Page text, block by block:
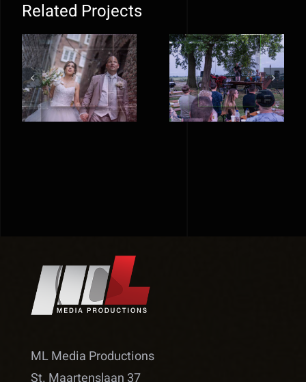
Related Projects
Bruiloft
Roger &
Patricia – 05
08 2023
Dads United
– Memorial
Party
ML Media Productions
St. Maartenslaan 37